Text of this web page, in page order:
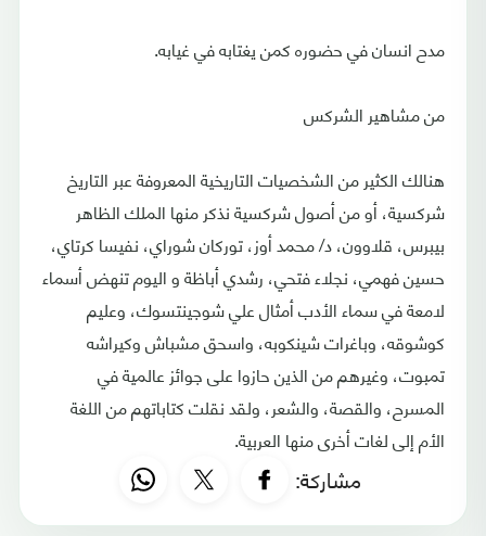
مدح انسان في حضوره كمن يغتابه في غيابه.
من مشاهير الشركس
هنالك الكثير من الشخصيات التاريخية المعروفة عبر التاريخ
شركسية، أو من أصول شركسية نذكر منها الملك الظاهر
بيبرس، قلاوون، د/ محمد أوز، توركان شوراي، نفيسا كرتاي،
حسين فهمي، نجلاء فتحي، رشدي أباظة و اليوم تنهض أسماء
لامعة في سماء الأدب أمثال علي شوجينتسوك، وعليم
كوشوقه، وباغرات شينكوبه، واسحق مشباش وكيراشه
تمبوت، وغيرهم من الذين حازوا على جوائز عالمية في
المسرح، والقصة، والشعر، ولقد نقلت كتاباتهم من اللغة
الأم إلى لغات أخرى منها العربية.
مشاركة: